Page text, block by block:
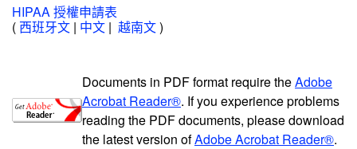
HIPAA 授權申請表
( 西班牙文 | 中文 | 越南文)
Documents in PDF format require theAdobe
Acrobat Reader®. If you experience problems
reading the PDF documents, please download
the latest version ofAdobe Acrobat Reader®.